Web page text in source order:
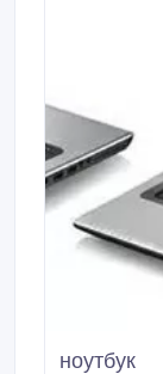
ноутбук